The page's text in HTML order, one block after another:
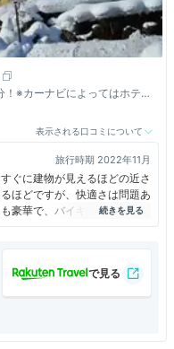
※カーナビによってはホテル
表示される口コミについて
旅行時期 2022年11月
ぐに建物が見えるほどの近さ
ほどですが、快適さは問題あ
豪華で、バイキングというこ
、とても満足出来るお料理で